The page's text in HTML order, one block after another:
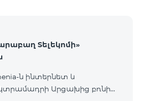
Տելեկոմի»
ն ինտերնետ և
Արցախից բռնի